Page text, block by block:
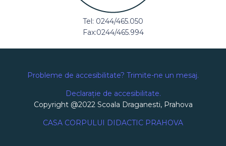
Tel: 0244/465.050
Fax:0244/465.994
Probleme de accesibilitate? Trimite-ne un mesaj.
Declarație de accesibilitate.
Copyright @2022 Scoala Draganesti, Prahova
CASA CORPULUI DIDACTIC PRAHOVA